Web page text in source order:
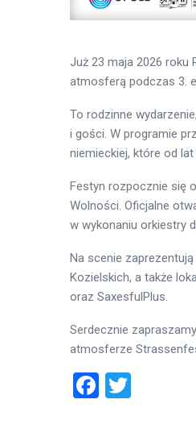
Już 23 maja 2026 roku
atmosferą podczas 3.
To rodzinne
i gości. W programie
niemieckiej, które od
Festyn rozpocznie się
Wolności. Oficjalne
w wykonaniu orkiestry
Na scenie
Kozielskich, a także
oraz SaxesfulPlus.
Serdecznie
atmosferze
Facebook